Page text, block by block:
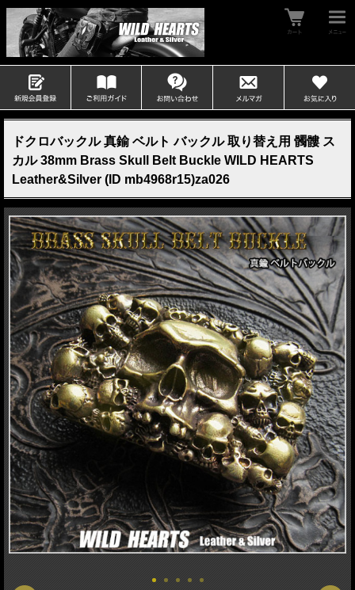
ドクロバックル 真鍮 ベルト バックル 取り替え用 髑髏 ス
カル 38mm Brass Skull Belt Buckle WILD HEARTS
Leather&Silver (ID mb4968r15)za026